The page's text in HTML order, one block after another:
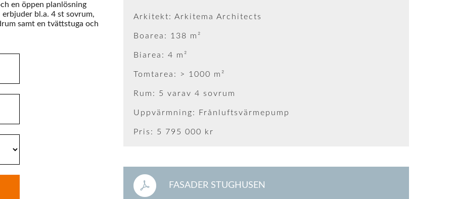
en öppen planlösning
bl.a. 4 st sovrum,
samt en tvättstuga och
Arkitekt: Arkitema Architects
Boarea: 138 m²
Biarea: 4 m²
Tomtarea: > 1000 m²
Rum: 5 varav 4 sovrum
Uppvärmning: Frånluftsvärmepump
Pris: 5 795 000 kr
FASADER STUGHUSEN